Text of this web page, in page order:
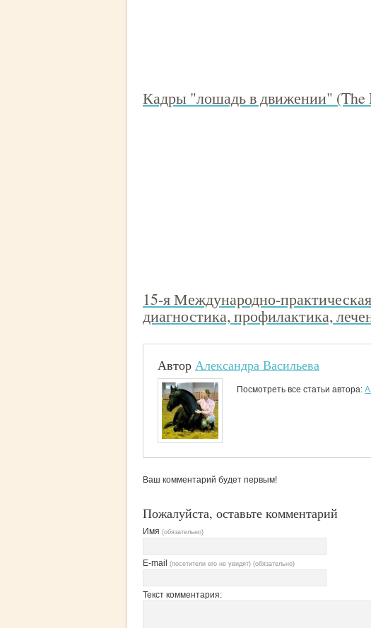
Кадры "лошадь в движении"
15-я Международно-
диагностика, профилактика,
Автор Александра Васильева
Посмотреть все статьи автора:
Ваш комментарий будет первым!
Пожалуйста, оставьте комментарий
Имя (обязательно)
E-mail (посетители его не увидят) (обязательно)
Текст комментария: